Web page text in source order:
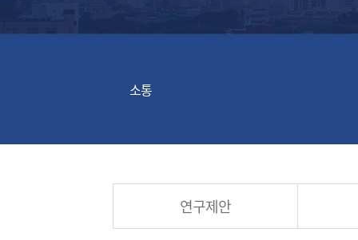
소통
연구제안